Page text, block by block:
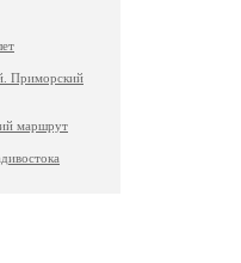
Приморский
маршрут